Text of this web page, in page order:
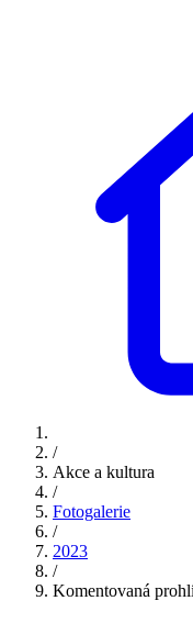
/
Akce a kultura
/
Fotogalerie
/
2023
/
Komentovaná